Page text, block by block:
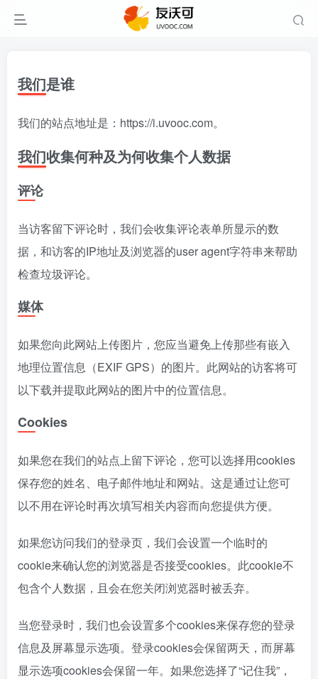
我们是谁
我们的站点地址是：https://i.uvooc.com。
我们收集何种及为何收集个人数据
评论
当访客留下评论时，我们会收集评论表单所显示的数
据，和访客的IP地址及浏览器的user agent字符串来帮助
检查垃圾评论。
媒体
如果您向此网站上传图片，您应当避免上传那些有嵌入
地理位置信息（EXIF GPS）的图片。此网站的访客将可
以下载并提取此网站的图片中的位置信息。
Cookies
如果您在我们的站点上留下评论，您可以选择用cookies
保存您的姓名、电子邮件地址和网站。这是通过让您可
以不用在评论时再次填写相关内容而向您提供方便。
如果您访问我们的登录页，我们会设置一个临时的
cookie来确认您的浏览器是否接受cookies。此cookie不
包含个人数据，且会在您关闭浏览器时被丢弃。
当您登录时，我们也会设置多个cookies来保存您的登录
信息及屏幕显示选项。登录cookies会保留两天，而屏幕
显示选项cookies会保留一年。如果您选择了“记住我”，